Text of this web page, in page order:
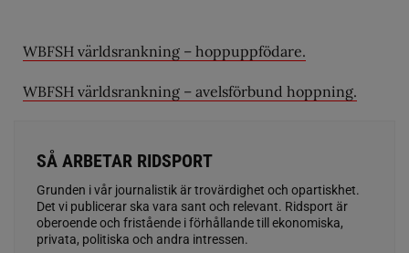
WBFSH världsrankning – hoppuppfödare.
WBFSH världsrankning – avelsförbund hoppning.
SÅ ARBETAR RIDSPORT
Grunden i vår journalistik är trovärdighet och opartiskhet.
Det vi publicerar ska vara sant och relevant. Ridsport är
oberoende och fristående i förhållande till ekonomiska,
privata, politiska och andra intressen.